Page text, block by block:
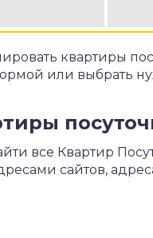
квартиры
или выбрать
все Квартир
сайтов,